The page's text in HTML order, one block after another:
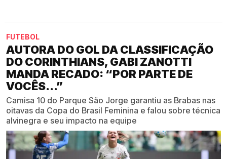
FUTEBOL
AUTORA DO GOL DA CLASSIFICAÇÃO
DO CORINTHIANS, GABI ZANOTTI
MANDA RECADO: “POR PARTE DE
VOCÊS...”
Camisa 10 do Parque São Jorge garantiu as Brabas nas
oitavas da Copa do Brasil Feminina e falou sobre técnica
alvinegra e seu impacto na equipe